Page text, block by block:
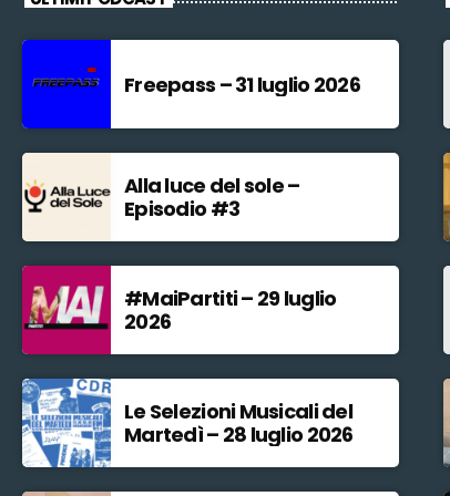
Freepass – 31 luglio 2026
Alla luce del sole –
Episodio #3
#MaiPartiti – 29 luglio
2026
Le Selezioni Musicali del
Martedì – 28 luglio 2026